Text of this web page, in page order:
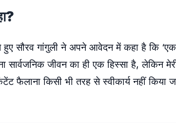
सौरव गांगुली ने अपने आवेदन में कहा है कि
जीवन का ही एक हिस्सा है, लेकिन
फैलाना किसी भी तरह से स्वीकार्य नहीं